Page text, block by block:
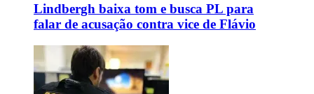
Lindbergh baixa tom e busca PL para
falar de acusação contra vice de Flávio